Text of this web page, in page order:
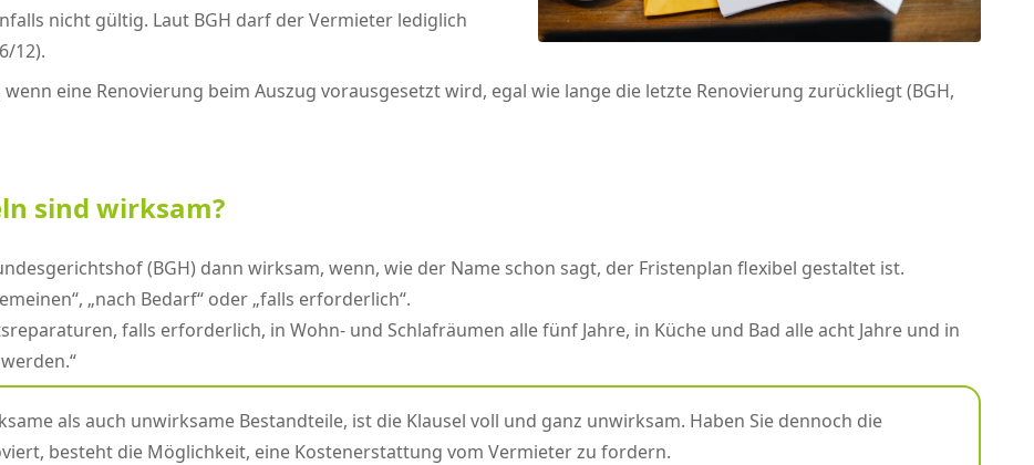
nicht gültig. Laut BGH darf der Vermieter lediglich
12).
eine Renovierung beim Auszug vorausgesetzt wird, egal wie lange die letzte Renovierung zurückliegt (BGH,
sind wirksam?
(BGH) dann wirksam, wenn, wie der Name schon sagt, der Fristenplan flexibel gestaltet ist.
„nach Bedarf“ oder „falls erforderlich“.
falls erforderlich, in Wohn- und Schlafräumen alle fünf Jahre, in Küche und Bad alle acht Jahre und in
als auch unwirksame Bestandteile, ist die Klausel voll und ganz unwirksam. Haben Sie dennoch die
besteht die Möglichkeit, eine Kostenerstattung vom Vermieter zu fordern.